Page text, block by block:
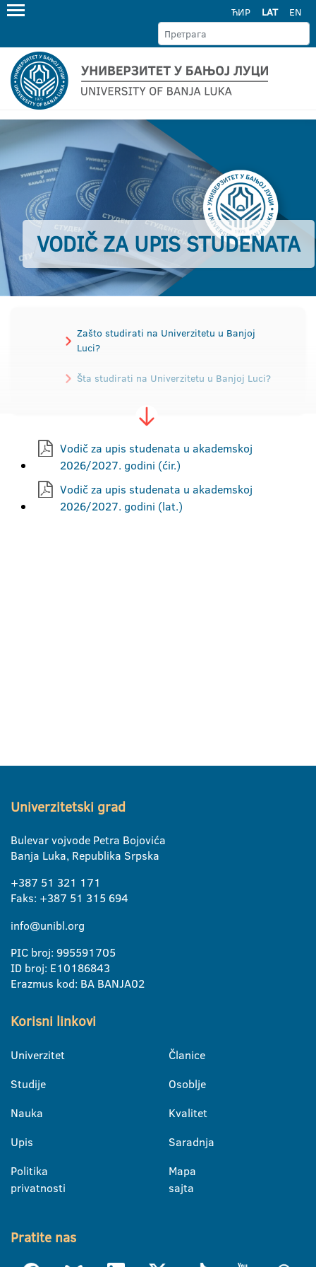
ЋИР LAT EN
VODIČ ZA UPIS STUDENATA
Zašto studirati na Univerzitetu u Banjoj
Luci?
Šta studirati na Univerzitetu u Banjoj Luci?
Vodič za upis studenata
Pravila studiranja
Pripremna nastava za brucoše
Vodič za upis studenata u akademskoj
2026/2027. godini (ćir.)
Vodič za upis studenata u akademskoj
2026/2027. godini (lat.)
Univerzitetski grad
Bulevar vojvode Petra Bojovića
Banja Luka, Republika Srpska
+387 51 321 171
Faks: +387 51 315 694
info@unibl.org
PIC broj: 995591705
ID broj: E10186843
Erazmus kod: BA BANJA02
Korisni linkovi
Univerzitet
Studije
Nauka
Upis
Politika
privatnosti
Članice
Osoblje
Kvalitet
Saradnja
Mapa
sajta
Pratite nas